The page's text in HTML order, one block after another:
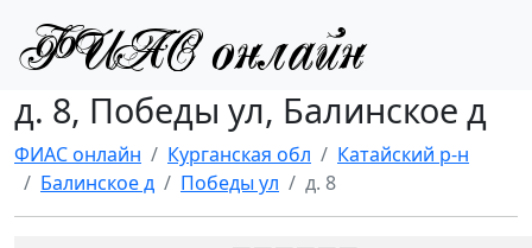
д. 8, Победы ул, Балинское д
ФИАС онлайн Курганская обл
Катайский р-н
Балинское д
Победы ул д. 8